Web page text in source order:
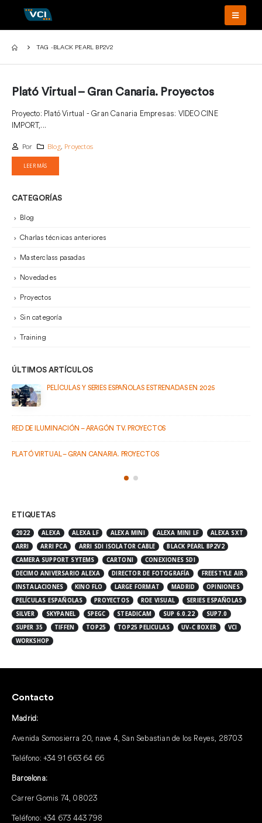
TAG -BLACK PEARL BP2V2
Plató Virtual – Gran Canaria. Proyectos
Proyecto: Plató Virtual - Gran Canaria Empresas: VIDEO CINE
IMPORT,...
Por Blog, Proyectos
LEER MÁS
CATEGORÍAS
Blog
Charlas técnicas anteriores
Masterclass pasadas
Novedades
Proyectos
Sin categoría
Training
ÚLTIMOS ARTÍCULOS
PELÍCULAS Y SERIES ESPAÑOLAS ESTRENADAS EN 2025
RED DE ILUMINACIÓN – ARAGÓN TV. PROYECTOS
PLATÓ VIRTUAL – GRAN CANARIA. PROYECTOS
ETIQUETAS
2022 ALEXA ALEXA LF ALEXA MINI ALEXA MINI LF
ALEXA SXT
ARRI
ARRI PCA ARRI SDI ISOLATOR CABLE
BLACK PEARL BP2V2
CAMERA SUPPORT SYTEMS
CARTONI
CONEXIONES SDI
DECIMO ANIVERSARIO ALEXA
DIRECTOR DE FOTOGRAFÍA
FREESTYLE AIR
INSTALACIONES
KINO FLO LARGE FORMAT MADRID
OPINIONES
PELÍCULAS ESPAÑOLAS
PROYECTOS ROE VISUAL
SERIES ESPAÑOLAS
SILVER
SKYPANEL SPEGC STEADICAM SUP 6.0.22
SUP7.0
SUPER 35
TIFFEN TOP25 TOP25 PELICULAS UV-C BOXER
VCI
WORKSHOP
Contacto
Madrid:
Avenida Somosierra 20, nave 4, San Sebastian de los Reyes, 28703
Teléfono:+34 91 663 64 66
Barcelona:
Carrer Gomis 74, 08023
Teléfono:+34 673 443 798